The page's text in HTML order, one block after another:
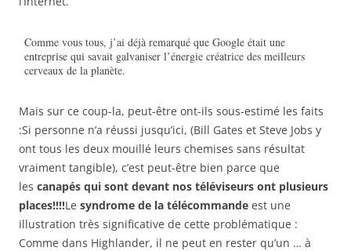
Comme vous tous, j’ai déjà remarqué que Google était une
entreprise qui savait galvaniser l’énergie créatrice des meilleurs
cerveaux de la planète.
Mais sur ce coup-la, peut-être ont-ils sous-estimé les faits
:Si personne n’a réussi jusqu’ici, (Bill Gates et Steve Jobs y
ont tous les deux mouillé leurs chemises sans résultat
vraiment tangible), c’est peut-être bien parce que
les canapés qui sont devant nos téléviseurs ont plusieurs
places!!!!Le syndrome de la télécommande est une
illustration très significative de cette problématique :
Comme dans Highlander, il ne peut en rester qu’un … à